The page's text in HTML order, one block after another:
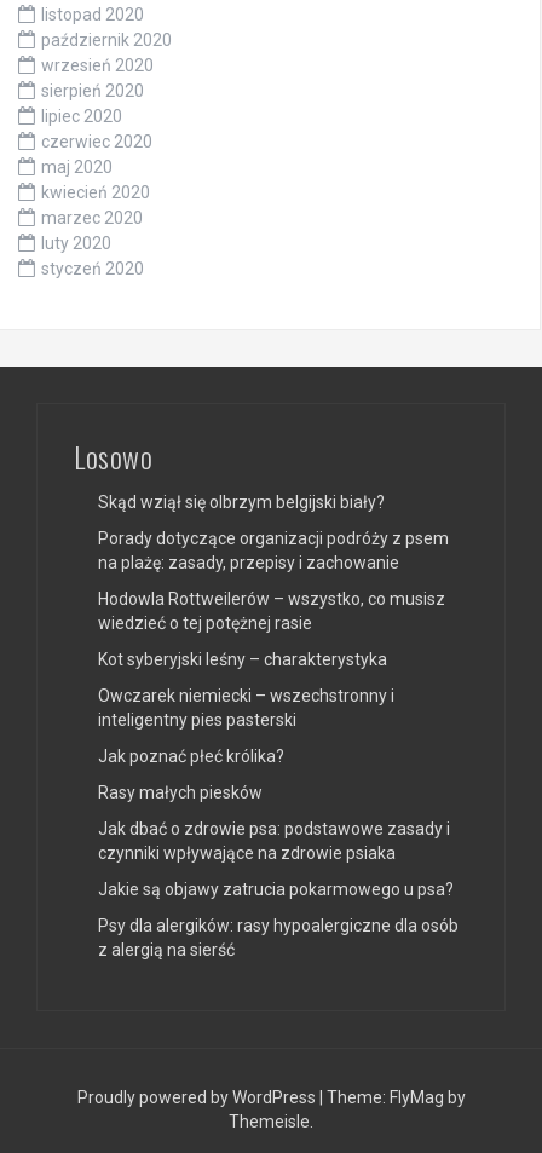
listopad 2020
październik 2020
wrzesień 2020
sierpień 2020
lipiec 2020
czerwiec 2020
maj 2020
kwiecień 2020
marzec 2020
luty 2020
styczeń 2020
Losowo
Skąd wziął się olbrzym belgijski biały?
Porady dotyczące organizacji podróży z psem
na plażę: zasady, przepisy i zachowanie
Hodowla Rottweilerów – wszystko, co musisz
wiedzieć o tej potężnej rasie
Kot syberyjski leśny – charakterystyka
Owczarek niemiecki – wszechstronny i
inteligentny pies pasterski
Jak poznać płeć królika?
Rasy małych piesków
Jak dbać o zdrowie psa: podstawowe zasady i
czynniki wpływające na zdrowie psiaka
Jakie są objawy zatrucia pokarmowego u psa?
Psy dla alergików: rasy hypoalergiczne dla osób
z alergią na sierść
Proudly powered by WordPress Theme: FlyMag by
Themeisle.